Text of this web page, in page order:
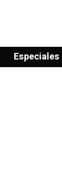
Especiales